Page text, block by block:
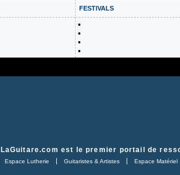
FESTIVALS
•
•
•
•
LaGuitare.com est le premier portail de
Espace Lutherie Guitaristes & Artistes Espace Matériel